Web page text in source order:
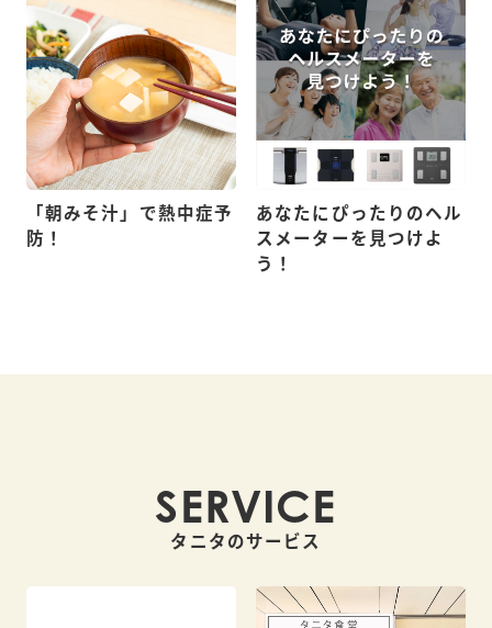
「朝みそ汁」で熱中症予
防！
あなたにぴったりのヘル
スメーターを見つけよ
う！
SERVICE
タニタのサービス